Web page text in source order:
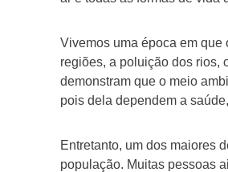
Vivemos uma época em que
regiões, a poluição dos rios,
demonstram que o meio
pois dela dependem a
Entretanto, um dos maiores
população. Muitas pessoas